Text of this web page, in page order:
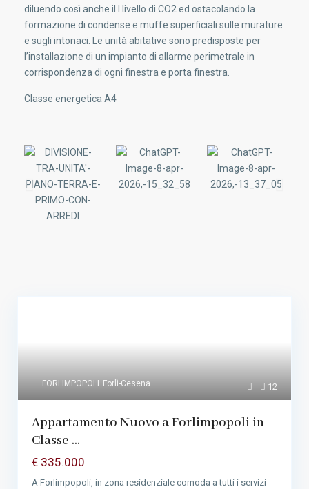
diluendo così anche il l livello di CO2 ed ostacolando la
formazione di condense e muffe superficiali sulle murature
e sugli intonaci. Le unità abitative sono predisposte per
l’installazione di un impianto di allarme perimetrale in
corrispondenza di ogni finestra e porta finestra.
Classe energetica A4
12
FORLIMPOPOLI Forlì-Cesena
Appartamento Nuovo a Forlimpopoli in
Classe ...
€ 335.000
A Forlimpopoli, in zona residenziale comoda a tutti i servizi